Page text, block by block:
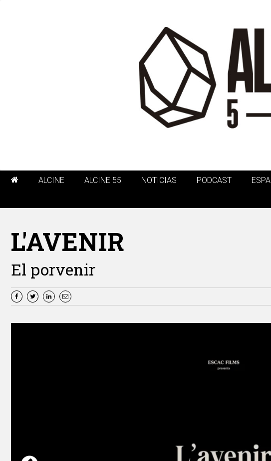
ALCINE ALCINE 55 NOTICIAS PODCAST
L'AVENIR
El porvenir